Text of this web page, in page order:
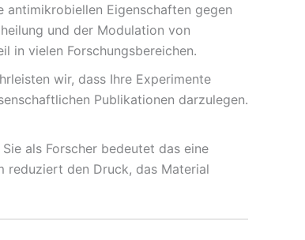
Eigenschaften gegen
und der Modulation von
in vielen Forschungsbereichen.
wir, dass Ihre Experimente
Publikationen darzulegen.
als Forscher bedeutet das eine
reduziert den Druck, das Material